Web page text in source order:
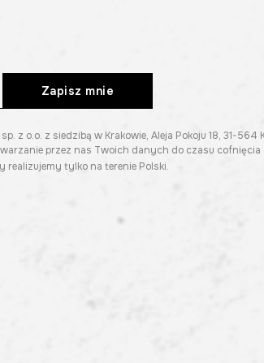
Zapisz mnie
o.o. z siedzibą w Krakowie, Aleja Pokoju 18, 31-564
przez nas Twoich danych do czasu
realizujemy tylko na terenie Polski.